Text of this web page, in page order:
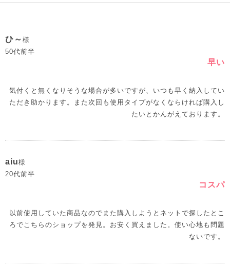
ひ～ 様
50代前半
早い
気付くと無くなりそうな場合が多いですが、いつも早く納入してい
ただき助かります。また次回も使用タイプがなくならければ購入し
たいとかんがえております。
aiu様
20代前半
コスパ
以前使用していた商品なのでまた購入しようとネットで探したとこ
ろでこちらのショップを発見。お安く買えました。使い心地も問題
ないです。